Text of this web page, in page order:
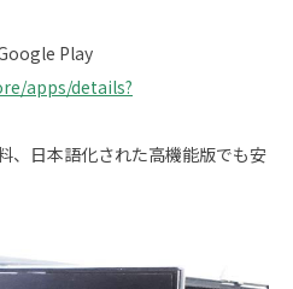
Play
apps/details?
、日本語化された高機能版でも安